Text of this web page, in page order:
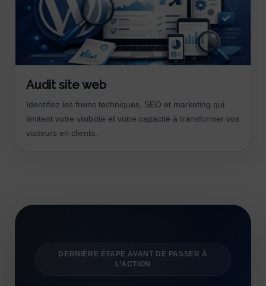
Audit site web
Identifiez les freins techniques, SEO et marketing qui
limitent votre visibilité et votre capacité à transformer vos
visiteurs en clients.
DERNIÈRE ÉTAPE AVANT DE PASSER À
L’ACTION